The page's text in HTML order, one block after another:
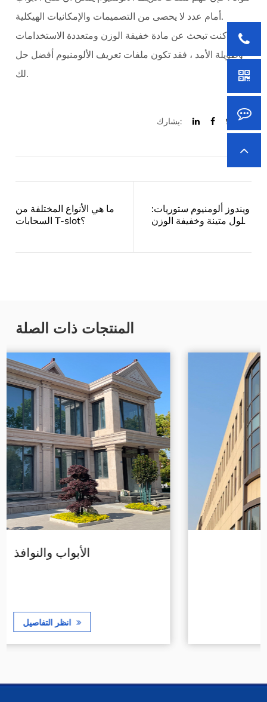
أمام عدد لا يحصى من التصميمات والإمكانيات الهيكلية.
إذا كنت تبحث عن مادة خفيفة الوزن ومتعددة الاستخدامات
وطويلة الأمد ، فقد تكون ملفات تعريف الألومنيوم أفضل حل
لك.
يشارك:
ما هي الأنواع المختلفة من
السحابات T-slot؟
ويندوز ألومنيوم ستوريات:
حلول متينة وخفيفة الوزن
المنتجات ذات الصلة